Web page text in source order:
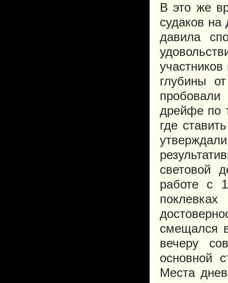
В это же
судаков
давила
глубины
дрейфе по
где
световой
работе с
смещался
вечеру
основной
Места